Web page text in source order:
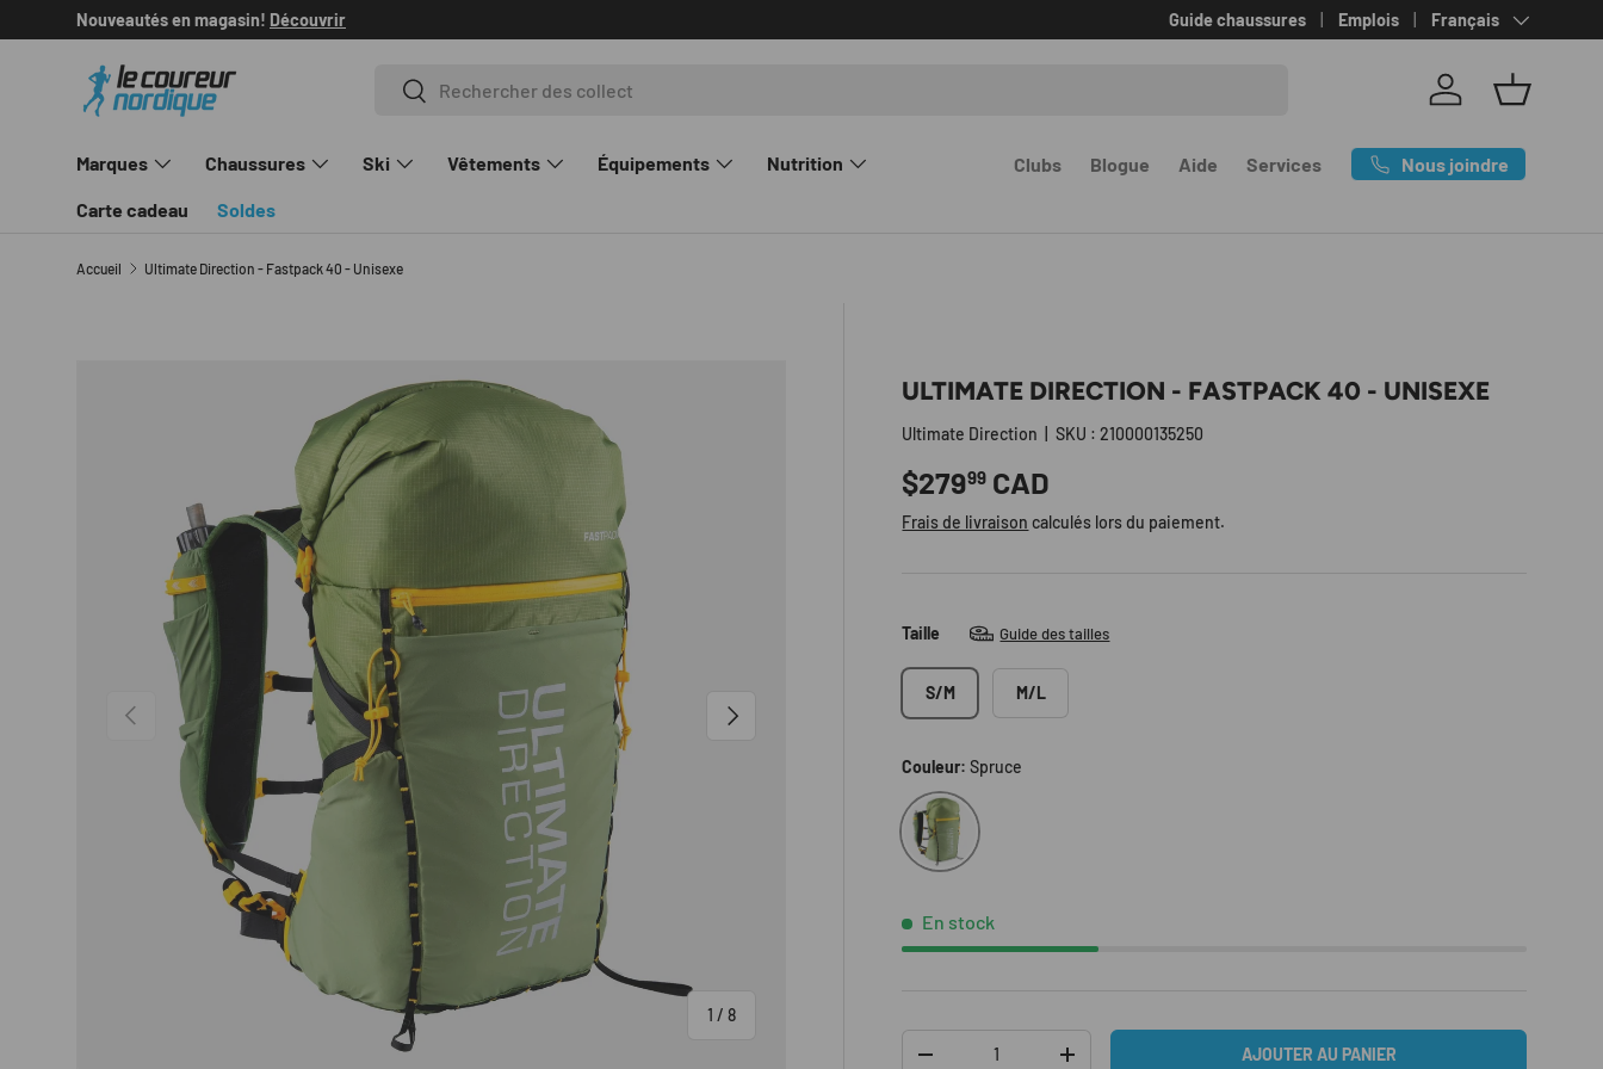
ALLER AU CONTENU
Livraison gratuite sur les commandes de +100$ Guide chaussures Emplois Langue
Français
Recherche
Rechercher
Se connecter
Panier
Marques Chaussures Ski Vêtements Équipements Nutrition
Carte cadeau Soldes
Clubs Blogue Aide Services Nous joindre
Accueil Ultimate Direction - Fastpack 40 - Unisexe
PASSER AUX INFORMATIONS PRODUITS
PRÉCÉDENT
1 /de
8
SUIVANT
ULTIMATE DIRECTION - FASTPACK 40 - UNISEXE
Ultimate Direction |SKU : 210000135250
Prix habituel
$27999 CAD
Frais de livraison calculés lors du paiement.
Taille Guide des tailles
S/M M/L
Couleur:Spruce
Spruce
En stock
DIMINUER LA QUANTITÉAUGMENTER LA QUANTITÉAJOUTER AU PANIER